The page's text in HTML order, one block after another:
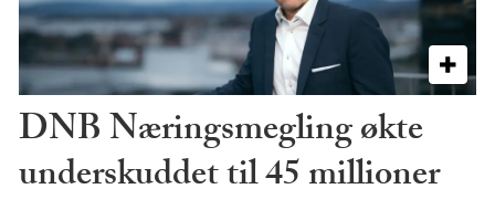
DNB Næringsmegling økte
underskuddet til 45 millioner